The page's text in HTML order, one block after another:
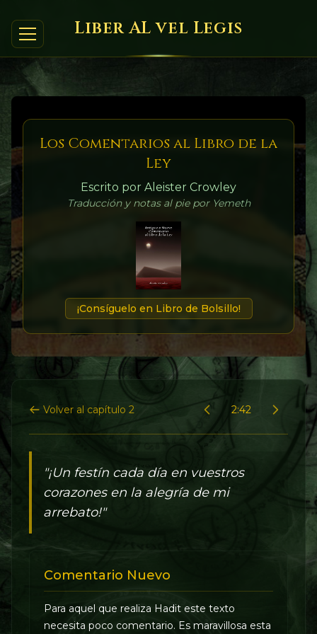
Liber AL vel Legis
Los Comentarios al Libro de la
Ley
Escrito por Aleister Crowley
Traducción y notas al pie por Yemeth
¡Consíguelo en Libro de Bolsillo!
Volver al capítulo 2 2:42
"¡Un festín cada día en vuestros
corazones en la alegría de mi
arrebato!"
Comentario Nuevo
Para aquel que realiza Hadit este texto
necesita poco comentario. Es maravillosa esta